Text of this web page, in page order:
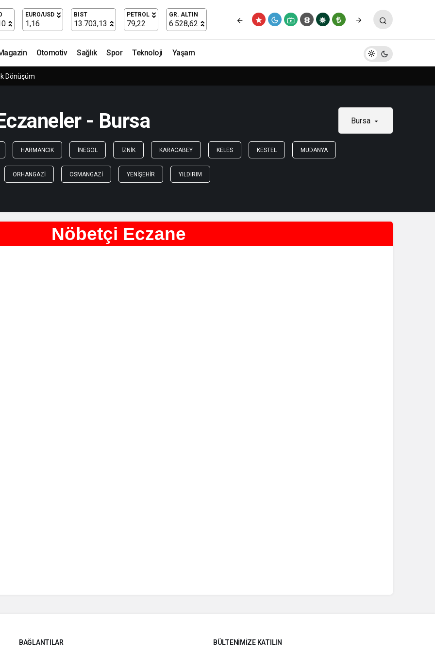
EURO/USD
1,16
BIST
13.703,13
PETROL
79,22
GR. ALTIN
6.528,62
Otomotiv Sağlık Spor Teknoloji Yaşam
Dönüşüm
- Bursa Bursa
HARMANCIK İNEGÖL İZNIK KARACABEY KELES KESTEL MUDANYA
ORHANGAZI OSMANGAZI YENIŞEHIR YILDIRIM
Nöbetçi Eczane
BAĞLANTILAR BÜLTENIMIZE KATILIN